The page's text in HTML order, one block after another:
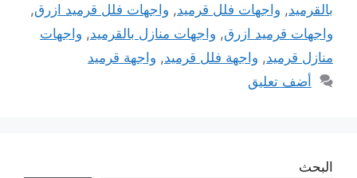
بالقرميد, واجهات فلل قرميد, واجهات فلل قرميد ازرق,
واجهات قرميد ازرق, واجهات منازل بالقرميد, واجهات
منازل قرميد, واجهة فلل قرميد, واجهة قرميد
أضف تعليق
البحث